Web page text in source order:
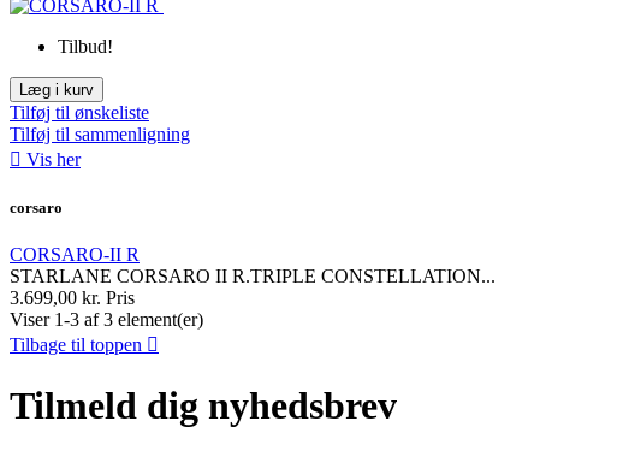
Tilbud!
Læg i kurv
Tilføj til ønskeliste
Tilføj til sammenligning
 Vis her
corsaro
CORSARO-II R
STARLANE CORSARO II R.TRIPLE CONSTELLATION...
3.699,00 kr. Pris
Viser 1-3 af 3 element(er)
Tilbage til toppen 
Tilmeld dig nyhedsbrev